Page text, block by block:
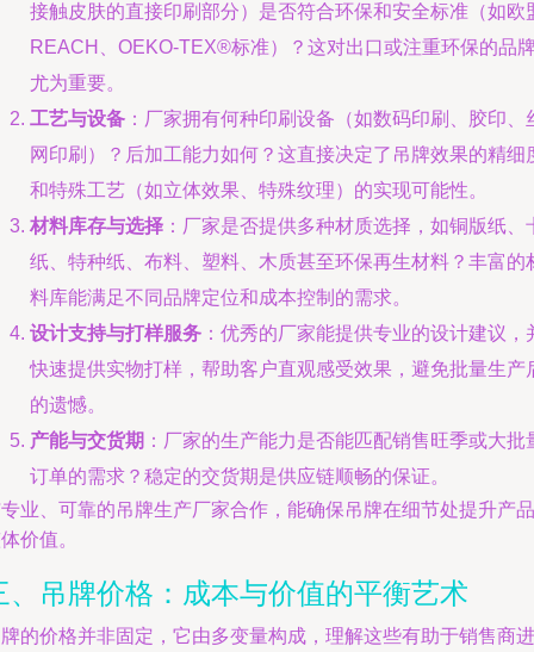
接触皮肤的直接印刷部分）是否符合环保和安全标准（如欧
REACH、OEKO-TEX®标准）？这对出口或注重环保的品
尤为重要。
工艺与设备 ：厂家拥有何种印刷设备（如数码印刷、胶印、
网印刷）？后加工能力如何？这直接决定了吊牌效果的精细
和特殊工艺（如立体效果、特殊纹理）的实现可能性。
材料库存与选择 ：厂家是否提供多种材质选择，如铜版纸、
纸、特种纸、布料、塑料、木质甚至环保再生材料？丰富的
料库能满足不同品牌定位和成本控制的需求。
设计支持与打样服务 ：优秀的厂家能提供专业的设计建议，
快速提供实物打样，帮助客户直观感受效果，避免批量生产
的遗憾。
产能与交货期 ：厂家的生产能力是否能匹配销售旺季或大批
订单的需求？稳定的交货期是供应链顺畅的保证。
业、可靠的吊牌生产厂家合作，能确保吊牌在细节处提升产品
价值。
、吊牌价格：成本与价值的平衡艺术
的价格并非固定，它由多变量构成，理解这些有助于销售商进